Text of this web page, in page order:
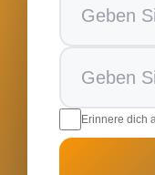
Erinnere dich